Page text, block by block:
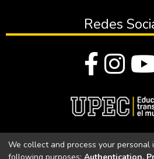
Redes
We collect and process your personal